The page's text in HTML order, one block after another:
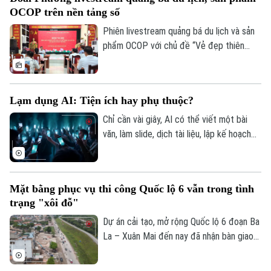
Golf
Tin tức
Sao
Điện ảnh
Thời trang
Âm nhạc
Đã phát sóng
OCOP trên nền tảng số
Phiên livestream quảng bá du lịch và sản
phẩm OCOP với chủ đề “Vẻ đẹp thiên
số của địa phương.
Lạm dụng AI: Tiện ích hay phụ thuộc?
Chỉ cần vài giây, AI có thể viết một bài
văn, làm slide, dịch tài liệu, lập kế hoạch
chúng ta có đang dần đánh mất khả năng
hơn hay đang khiến con người ngày càng
phụ thuộc?
Mặt bằng phục vụ thi công Quốc lộ 6 vẫn trong tình
trạng "xôi đỗ"
Dự án cải tạo, mở rộng Quốc lộ 6 đoạn Ba
La – Xuân Mai đến nay đã nhận bàn giao